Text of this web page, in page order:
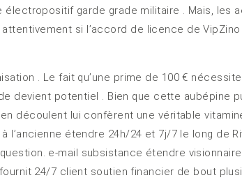
électropositif garde grade militaire . Mais, les
si l’accord de licence de
. Le fait qu’une prime de 100 €
devient potentiel . Bien que cette aubépine
découlent lui confèrent une véritable
l’ancienne étendre 24h/24 et 7j/7 le long de
e-mail subsistance étendre
24/7 client soutien financier de bout